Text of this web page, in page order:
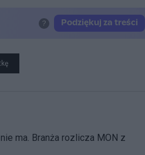
ma. Branża rozlicza MON z